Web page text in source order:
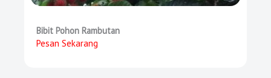
Bibit Pohon Rambutan
Pesan Sekarang